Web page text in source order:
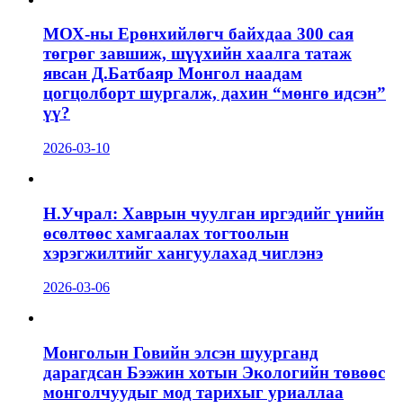
МОХ-ны Ерөнхийлөгч байхдаа 300 сая
төгрөг завшиж, шүүхийн хаалга татаж
явсан Д.Батбаяр Монгол наадам
цогцолборт шургалж, дахин “мөнгө идсэн”
үү?
2026-03-10
Н.Учрал: Хаврын чуулган иргэдийг үнийн
өсөлтөөс хамгаалах тогтоолын
хэрэгжилтийг хангуулахад чиглэнэ
2026-03-06
Монголын Говийн элсэн шуурганд
дарагдсан Бээжин хотын Экологийн төвөөс
монголчуудыг мод тарихыг уриаллаа